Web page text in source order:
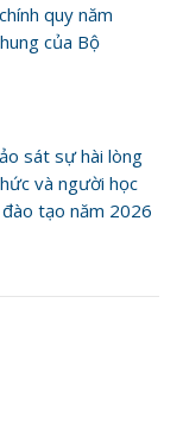
quy năm
của Bộ
sát sự hài lòng
và người học
tạo năm 2026